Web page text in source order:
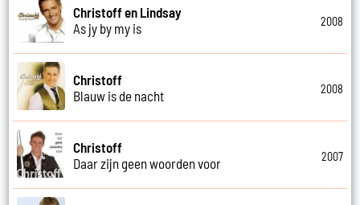
Christoff en Lindsay
As jy by my is
2008
Christoff
Blauw is de nacht
2008
Christoff
Daar zijn geen woorden voor
2007